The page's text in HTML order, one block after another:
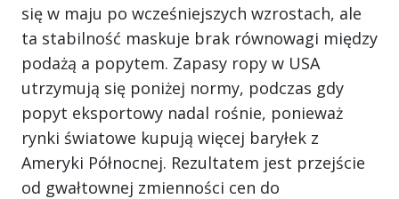
się w maju po wcześniejszych wzrostach, ale
ta stabilność maskuje brak równowagi między
podażą a popytem. Zapasy ropy w USA
utrzymują się poniżej normy, podczas gdy
popyt eksportowy nadal rośnie, ponieważ
rynki światowe kupują więcej baryłek z
Ameryki Północnej. Rezultatem jest przejście
od gwałtownej zmienności cen do